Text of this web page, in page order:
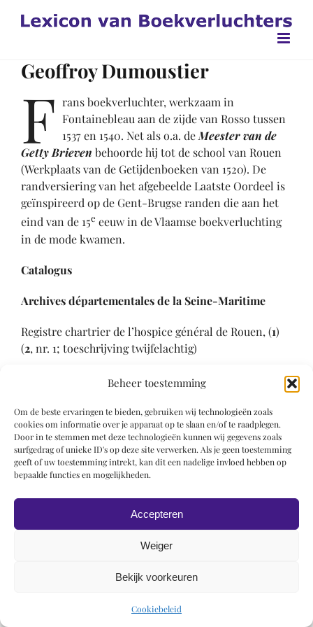
Beheer toestemming
Om de beste ervaringen te bieden, gebruiken wij technologieën zoals
cookies om informatie over je apparaat op te slaan en/of te raadplegen.
Door in te stemmen met deze technologieën kunnen wij gegevens zoals
surfgedrag of unieke ID's op deze site verwerken. Als je geen toestemming
geeft of uw toestemming intrekt, kan dit een nadelige invloed hebben op
bepaalde functies en mogelijkheden.
Accepteren
Weiger
Bekijk voorkeuren
Cookiebeleid
naar
Geoffroy Dumoustier
F rans boekverluchter, werkzaam in
Fontainebleau aan de zijde van Rosso tussen
1537 en 1540. Net als o.a. deMeester van de
Getty Brieven behoorde hij tot de school van Rouen
(Werkplaats van de Getijdenboeken van 1520). De
randversiering van het afgebeelde Laatste Oordeel is
geïnspireerd op de Gent-Brugse randen die aan het
eind van de 15e eeuw in de Vlaamse boekverluchting
in de mode kwamen.
Catalogus
Archives départementales de la Seine-Maritime
Registre chartrier de l’hospice général de Rouen, (1)
(2, nr. 1; toeschrijving twijfelachtig)
Lafond 1932, p. 83-85
Val d’Oise 1993, nr. 1, p. 12, 28
© 2019 Roel Wiechers | Powered by